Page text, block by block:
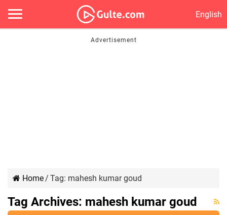
English
Home/ Tag: mahesh kumar goud
Tag Archives: mahesh kumar goud